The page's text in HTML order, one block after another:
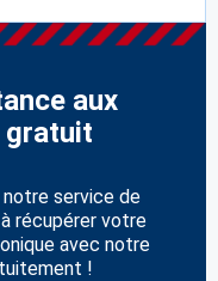
aux
gratuit
service de
récupérer votre
avec notre
!